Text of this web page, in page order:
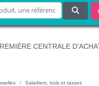
CENTRALE
Saladiers, bols et tasses